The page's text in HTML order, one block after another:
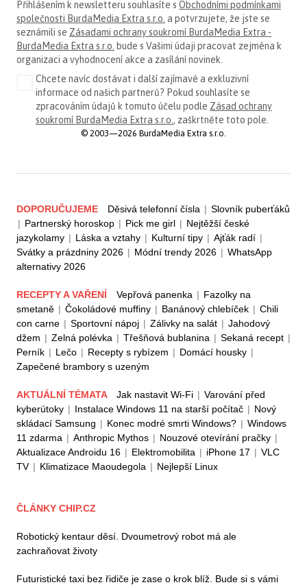
Přihlášením k newsletteru souhlasíte s Obchodními podmínkami
společnosti BurdaMedia Extra s.r.o. a potvrzujete, že jste se
seznámili se Zásadami ochrany soukromí BurdaMedia Extra -
BurdaMedia Extra s.r.o. bude s Vašimi údaji pracovat zejména k
organizaci a vyhodnocení akce a zasílání novinek.
Chcete navíc dostávat i další zajímavé a exkluzivní
informace od našich partnerů? Pokud souhlasíte se
zpracováním údajů k tomuto účelu podle Zásad ochrany
soukromí BurdaMedia Extra s.r.o., zaškrtněte toto pole.
© 2003—2026 BurdaMedia Extra s.r.o.
DOPORUČUJEME Děsivá telefonní čísla | Slovník puberťáků
| Partnerský horoskop | Pick me girl | Nejtěžší české
jazykolamy | Láska a vztahy | Kulturní tipy | Ajťák radí |
Svátky a prázdniny 2026 | Módní trendy 2026 | WhatsApp
alternativy 2026
RECEPTY A VAŘENÍ Vepřová panenka | Fazolky na
smetaně | Čokoládové muffiny | Banánový chlebíček | Chili
con carne | Sportovní nápoj | Zálivky na salát | Jahodový
džem | Zelná polévka | Třešňová bublanina | Sekaná recept |
Perník | Lečo | Recepty s rybízem | Domácí housky |
Zapečené brambory s uzeným
AKTUÁLNÍ TÉMATA Jak nastavit Wi-Fi | Varování před
kyberútoky | Instalace Windows 11 na starší počítač | Nový
skládací Samsung | Konec modré smrti Windows? | Windows
11 zdarma | Anthropic Mythos | Nouzové otevírání pračky |
Aktualizace Androidu 16 | Elektromobilita | iPhone 17 | VLC
TV | Klimatizace Maoudegola | Nejlepší Linux
ČLÁNKY CHIP.CZ
Robotický kentaur děsí. Dvoumetrový robot má ale
zachraňovat životy
Futuristické taxi bez řidiče je zase o krok blíž. Bude si s vámi